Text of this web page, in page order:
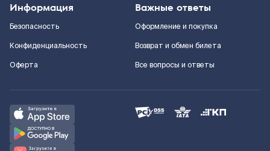
Информация
Безопасность
Конфиденциальность
Оферта
Важные ответы
Оформление и покупка
Возврат и обмен билета
Все вопросы и ответы